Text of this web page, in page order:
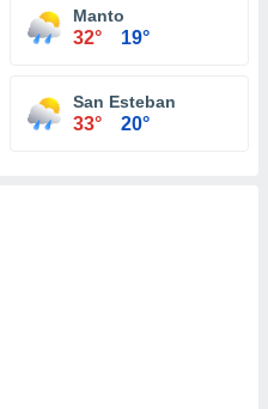
Manto
32° 19°
San Esteban
33° 20°